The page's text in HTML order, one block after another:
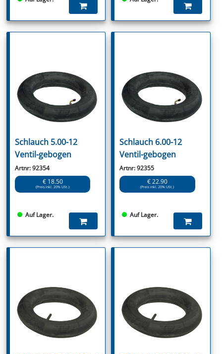
Schlauch 5.00-12
Ventil-gebogen
Artnr: 92354
€ 18.50
(Preis inkl. 20% USt.)
Auf Lager.
Schlauch 6.00-12
Ventil-gebogen
Artnr: 92355
€ 22.90
(Preis inkl. 20% USt.)
Auf Lager.